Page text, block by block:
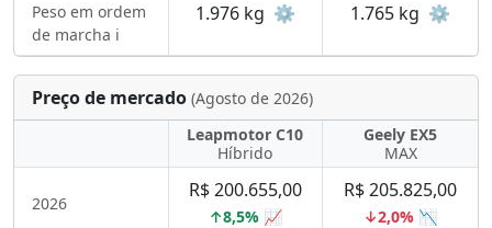
Peso em ordem
de marcha ℹ️
1.976 kg ⚙️ 1.765 kg ⚙️
Preço de mercado (Agosto de 2026)
Leapmotor C10
Híbrido
Geely EX5
MAX
2026
R$ 200.655,00
↑8,5% 📈
R$ 205.825,00
↓2,0% 📉